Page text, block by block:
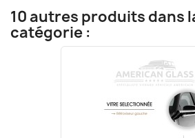
10 autres produits dans
catégorie :